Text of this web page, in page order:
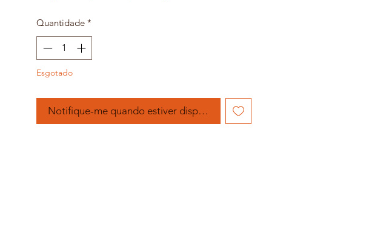
Quantidade *
Esgotado
Notifique-me quando estiver disponível